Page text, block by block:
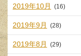
2019年10月 (16)
2019年9月 (28)
2019年8月 (29)